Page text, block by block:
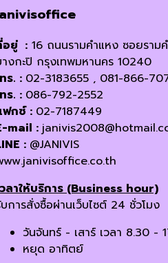
อยู่ : 16 ถนนรามคำแหง ซอยรา
งกะปิ กรุงเทพมหานคร 10240
ร. : 02-3183655 , 081-866-
ร. : 086-792-2552
กซ์ : 02-7187449
mail :
: @JANIVIS
ลาให้บริการ (Business hour)
การสั่งซื้อผ่านเว็บไซต์ 24 ชั่วโมง
วันจันทร์ - เสาร์ เวลา 8.30 -
หยุด อาทิตย์